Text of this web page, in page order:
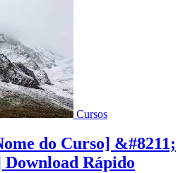
Cursos
do Curso] &#8211;
Rápido